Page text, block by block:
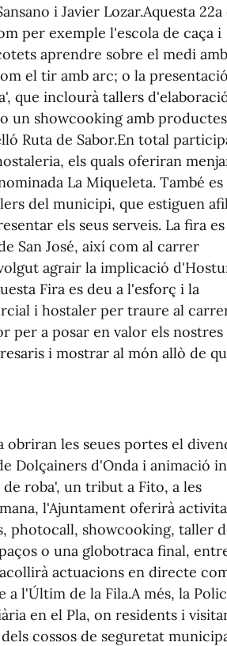
i Javier Lozar.Aquesta
per exemple l'escola de caça i
aprendre sobre el medi
el tir amb arc; o la
que inclourà tallers
un showcooking amb
Ruta de Sabor.En total
els quals oferiran
La Miqueleta. També es
del municipi, que estiguen
els seus serveis. La fira
San José, així com al carrer
agrair la implicació
Fira es deu a l'esforç i la
i hostaler per traure al
per a posar en valor els nostres
i mostrar al món allò de
obriran les seues portes el
Dolçainers d'Onda i animació
roba', un tribut a Fito, a les
l'Ajuntament oferirà
photocall, showcooking, taller
o una globotraca final,
actuacions en directe
l'Últim de la Fila.A més, la
en el Pla, on residents i
cossos de seguretat